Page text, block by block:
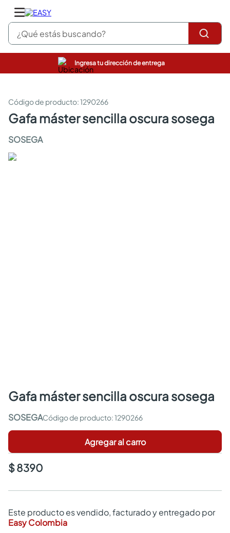
¿Qué estás buscando?
Ingresa tu dirección de entrega
:1290266
gafa máster sencilla oscura sosega
SOSEGA
gafa máster sencilla oscura sosega
SOSEGA :1290266
Agregar al carro
$ 8390
Este producto es vendido, facturado y entregado por
Easy Colombia
pinturas
sanitarios
comedor
pisos
armarios closet